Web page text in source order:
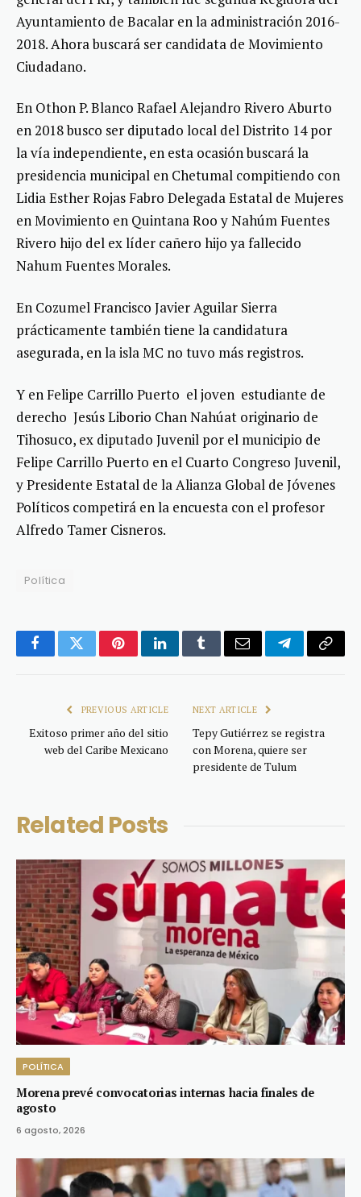
Ayuntamiento de Bacalar en la administración 2016-
2018. Ahora buscará ser candidata de Movimiento
Ciudadano.
En Othon P. Blanco Rafael Alejandro Rivero Aburto
en 2018 busco ser diputado local del Distrito 14 por
la vía independiente, en esta ocasión buscará la
presidencia municipal en Chetumal compitiendo con
Lidia Esther Rojas Fabro Delegada Estatal de Mujeres
en Movimiento en Quintana Roo y Nahúm Fuentes
Rivero hijo del ex líder cañero hijo ya fallecido
Nahum Fuentes Morales.
En Cozumel Francisco Javier Aguilar Sierra
prácticamente también tiene la candidatura
asegurada, en la isla MC no tuvo más registros.
Y en Felipe Carrillo Puerto el joven estudiante de
derecho Jesús Liborio Chan Nahúat originario de
Tihosuco, ex diputado Juvenil por el municipio de
Felipe Carrillo Puerto en el Cuarto Congreso Juvenil,
y Presidente Estatal de la Alianza Global de Jóvenes
Políticos competirá en la encuesta con el profesor
Alfredo Tamer Cisneros.
Política
FacebookTwitterPinterestLinkedInTumblrEmail TelegramCopy
PREVIOUS ARTICLE
Exitoso primer año del sitio
web del Caribe Mexicano
NEXT ARTICLE
Tepy Gutiérrez se registra
con Morena, quiere ser
presidente de Tulum
Related Posts
POLÍTICA
Morena prevé convocatorias internas hacia finales de
agosto
6 agosto, 2026